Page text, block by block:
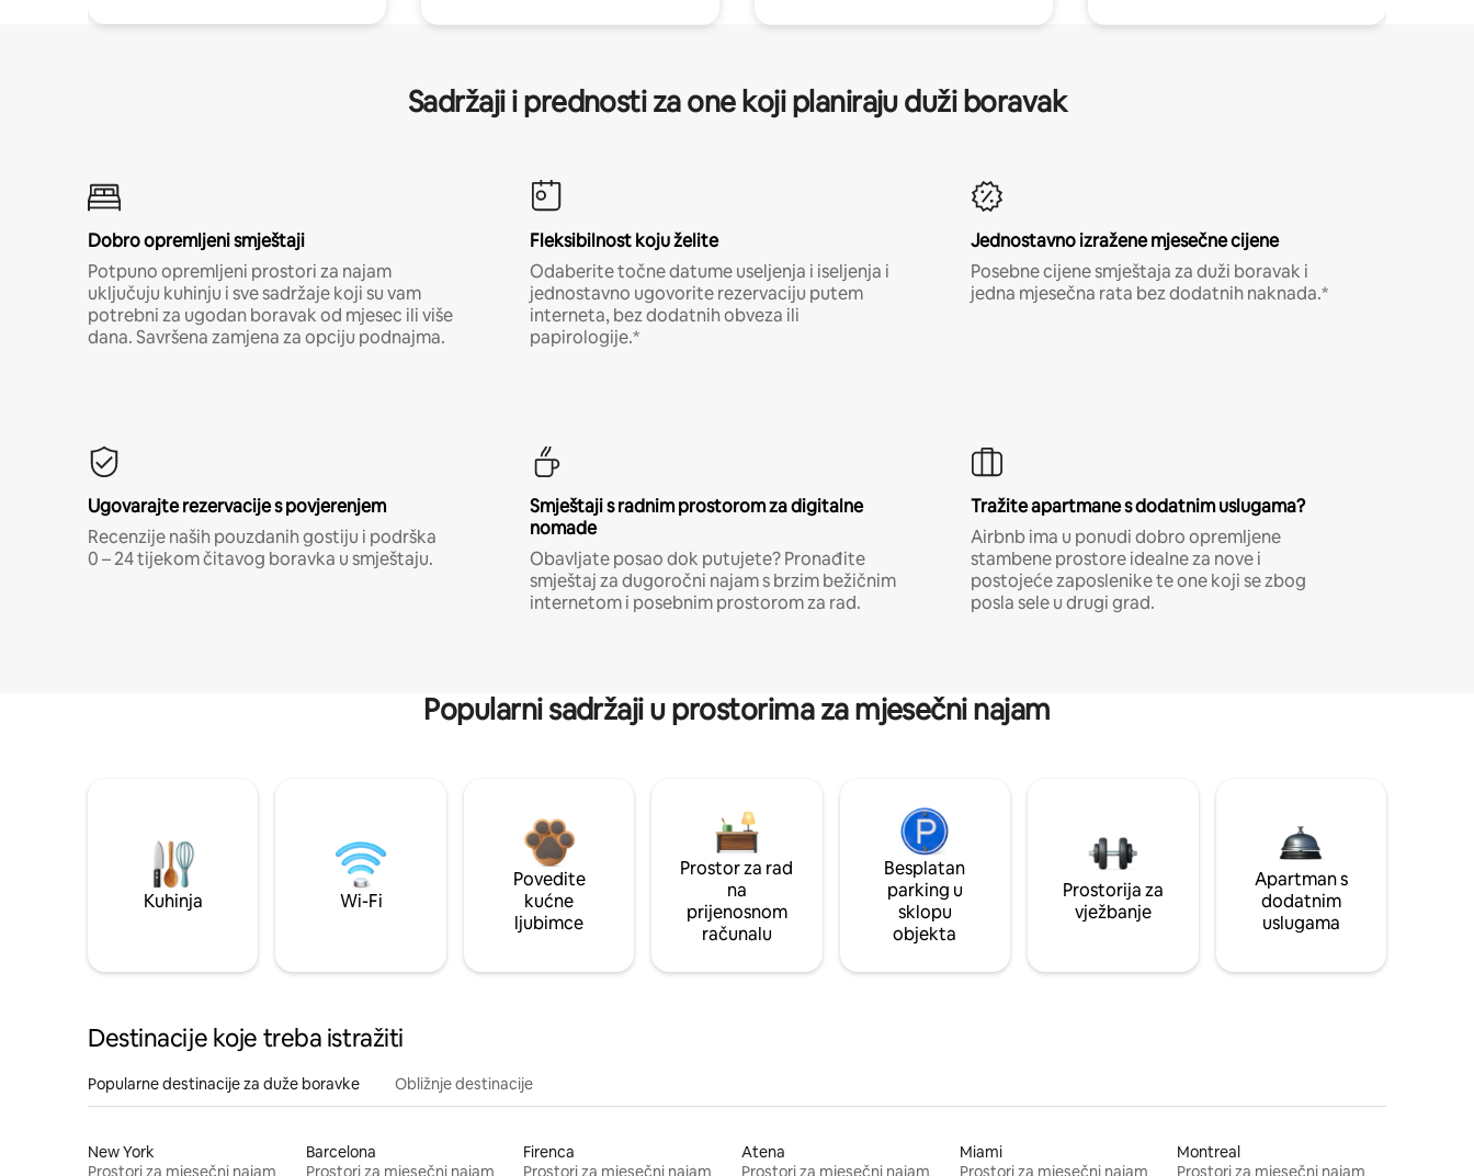
Sadržaji i prednosti za one koji planiraju duži boravak
Dobro opremljeni smještaji
Potpuno opremljeni prostori za najam
uključuju kuhinju i sve sadržaje koji su vam
potrebni za ugodan boravak od mjesec ili više
dana. Savršena zamjena za opciju podnajma.
Fleksibilnost koju želite
Odaberite točne datume useljenja i iseljenja i
jednostavno ugovorite rezervaciju putem
interneta, bez dodatnih obveza ili
papirologije.*
Jednostavno izražene mjesečne cijene
Posebne cijene smještaja za duži boravak i
jedna mjesečna rata bez dodatnih naknada.*
Ugovarajte rezervacije s povjerenjem
Recenzije naših pouzdanih gostiju i podrška
0 – 24 tijekom čitavog boravka u smještaju.
Smještaji s radnim prostorom za digitalne
nomade
Obavljate posao dok putujete? Pronađite
smještaj za dugoročni najam s brzim bežičnim
internetom i posebnim prostorom za rad.
Tražite apartmane s dodatnim uslugama?
Airbnb ima u ponudi dobro opremljene
stambene prostore idealne za nove i
postojeće zaposlenike te one koji se zbog
posla sele u drugi grad.
Popularni sadržaji u prostorima za mjesečni najam
Kuhinja Wi-Fi
Povedite
kućne
ljubimce
Prostor za rad
na
prijenosnom
računalu
Besplatan
parking u
sklopu
objekta
Prostorija za
vježbanje
Apartman s
dodatnim
uslugama
Destinacije koje treba istražiti
Popularne destinacije za duže boravke Obližnje destinacije
New York
Prostori za mjesečni najam
Barcelona
Prostori za mjesečni najam
Firenca
Prostori za mjesečni najam
Atena
Prostori za mjesečni najam
Miami
Prostori za mjesečni najam
Montreal
Prostori za mjesečni najam